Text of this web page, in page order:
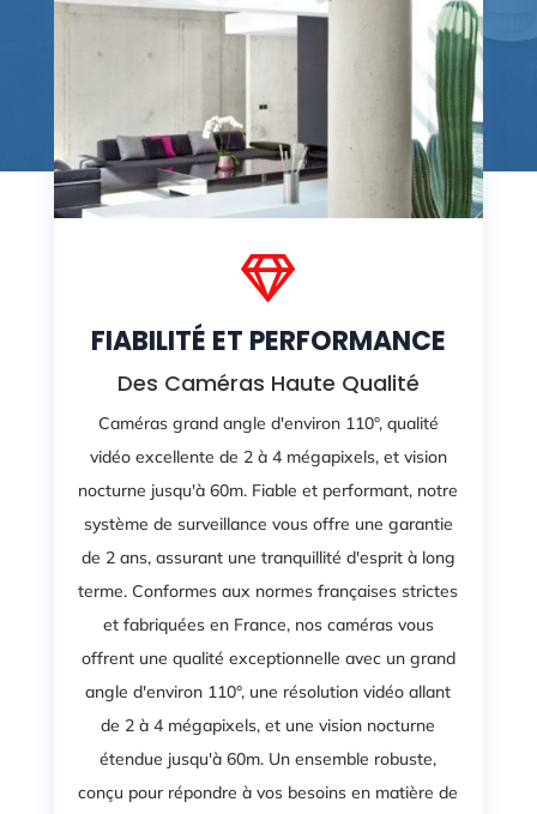

FIABILITÉ ET PERFORMANCE
Des Caméras Haute Qualité
Caméras grand angle d'environ 110°, qualité
vidéo excellente de 2 à 4 mégapixels, et vision
nocturne jusqu'à 60m. Fiable et performant, notre
système de surveillance vous offre une garantie
de 2 ans, assurant une tranquillité d'esprit à long
terme. Conformes aux normes françaises strictes
et fabriquées en France, nos caméras vous
offrent une qualité exceptionnelle avec un grand
angle d'environ 110°, une résolution vidéo allant
de 2 à 4 mégapixels, et une vision nocturne
étendue jusqu'à 60m. Un ensemble robuste,
conçu pour répondre à vos besoins en matière de